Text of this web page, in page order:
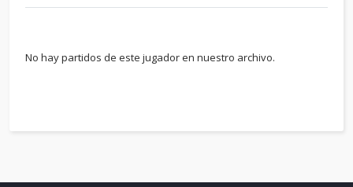
No hay partidos de este jugador en nuestro archivo.